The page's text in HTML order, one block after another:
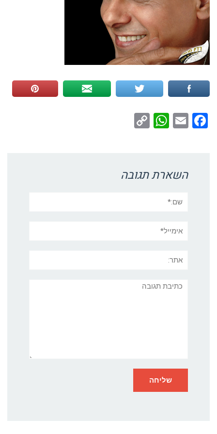
Facebook
Email
WhatsApp
השארת תגובה
תגובה